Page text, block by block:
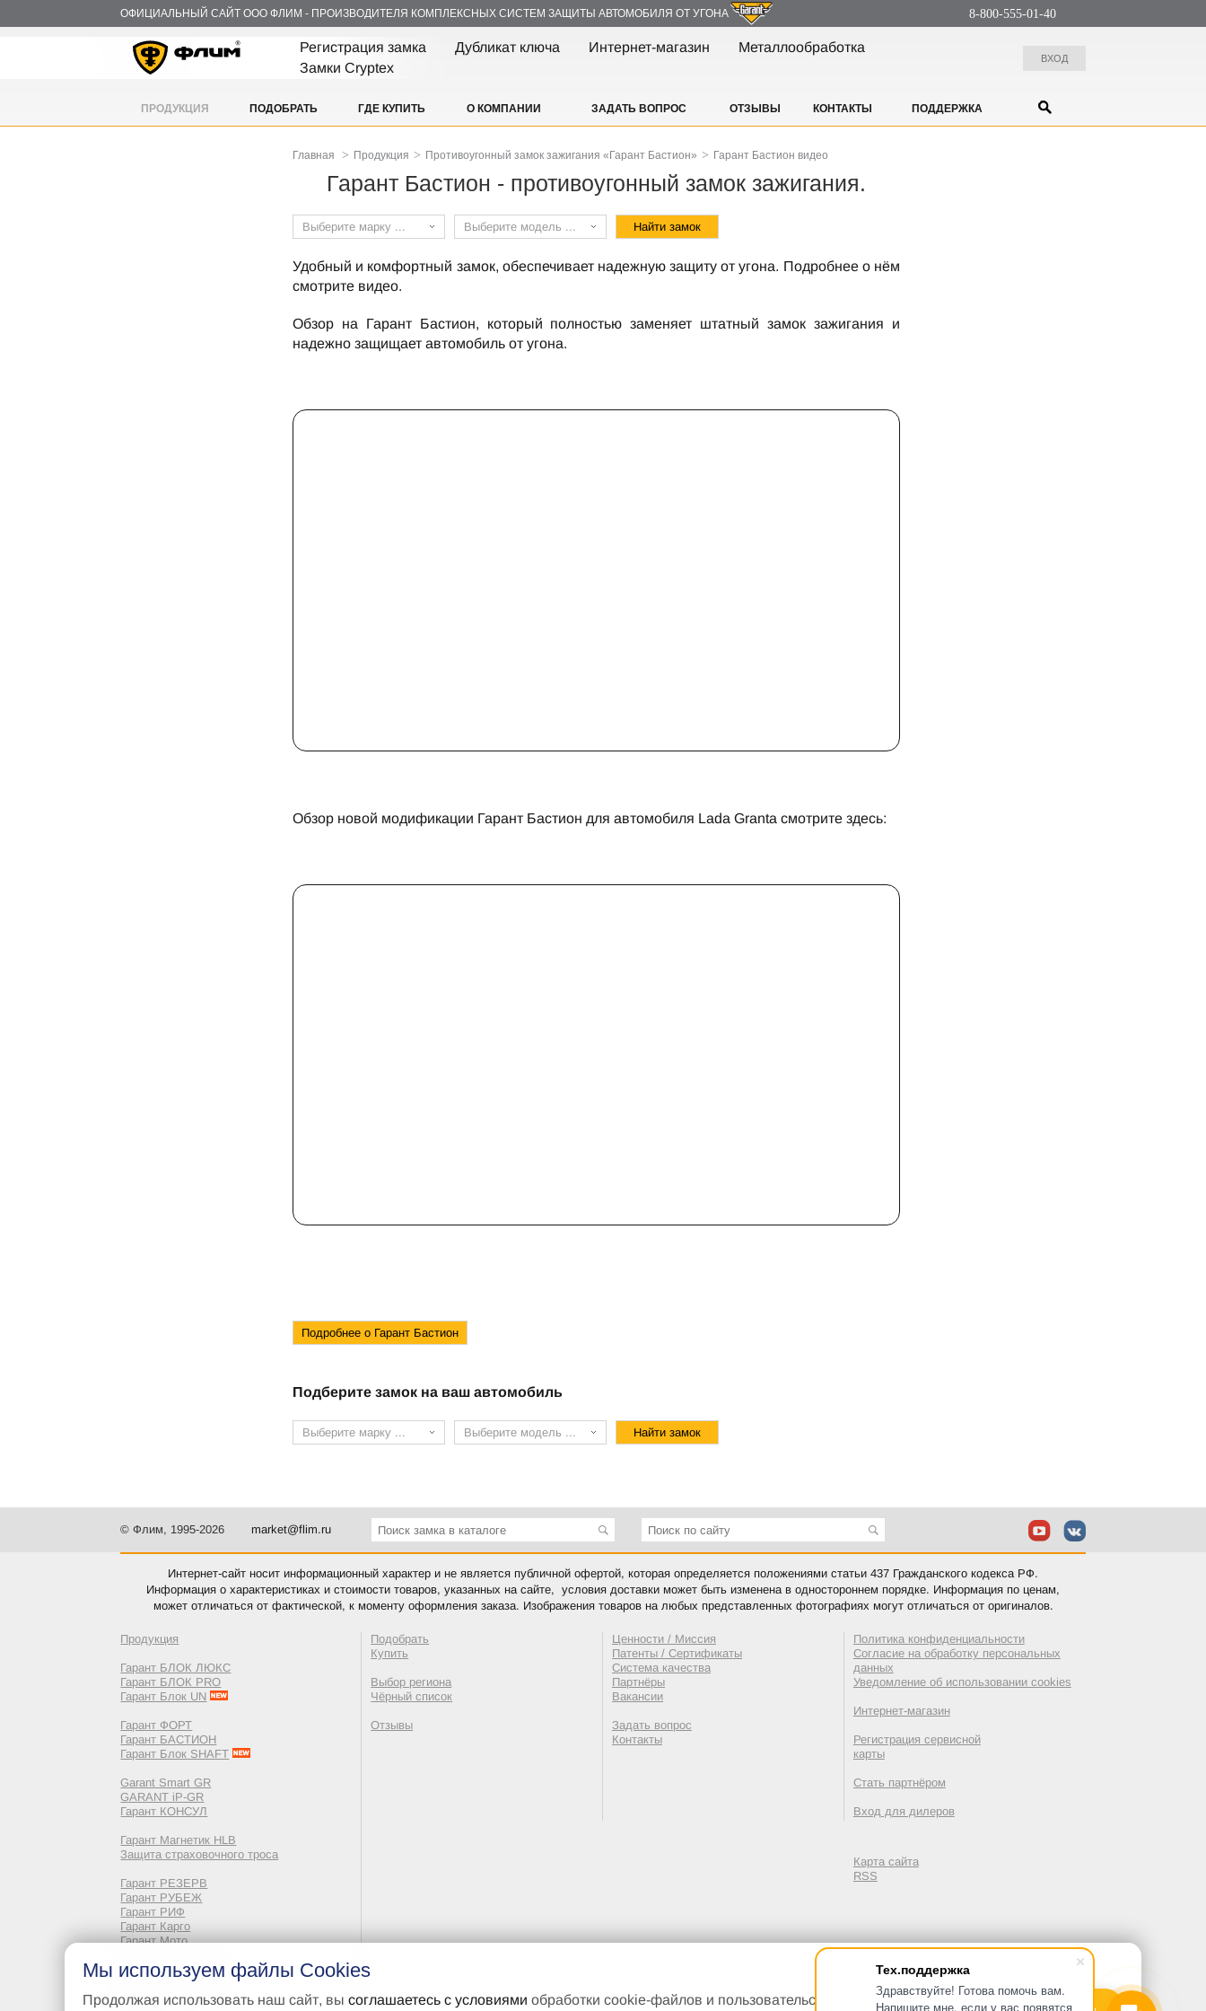
Тех.поддержка
Здравствуйте! Готова помочь вам.
Напишите мне, если у вас появятся
ОФИЦИАЛЬНЫЙ САЙТ ООО ФЛИМ - ПРОИЗВОДИТЕЛЯ КОМПЛЕКСНЫХ СИСТЕМ ЗАЩИТЫ АВТОМОБИЛЯ ОТ УГОНА 8-800-555-01-40
Регистрация замка Дубликат ключа Интернет-магазин
Металлообработка
Замки Cryptex
ВХОД
ПРОДУКЦИЯ ПОДОБРАТЬ ГДЕ КУПИТЬ О КОМПАНИИ ЗАДАТЬ ВОПРОС ОТЗЫВЫ КОНТАКТЫ ПОДДЕРЖКА
Главная > Продукция > Противоугонный замок зажигания «Гарант Бастион» > Гарант Бастион видео
Гарант Бастион - противоугонный замок зажигания.
Выберите марку ... Выберите модель ...
Удобный и комфортный замок, обеспечивает надежную защиту от угона. Подробнее о нём
смотрите видео.
Обзор на Гарант Бастион, который полностью заменяет штатный замок зажигания и
надежно защищает автомобиль от угона.
Обзор новой модификации Гарант Бастион для автомобиля Lada Granta смотрите здесь:
Подберите замок на ваш автомобиль
Выберите марку ... Выберите модель ...
© Флим, 1995-2026 market@flim.ru
Интернет-сайт носит информационный характер и не является публичной офертой, которая определяется положениями статьи 437 Гражданского кодекса РФ.
Информация о характеристиках и стоимости товаров, указанных на сайте, условия доставки может быть изменена в одностороннем порядке. Информация по ценам,
может отличаться от фактической, к моменту оформления заказа. Изображения товаров на любых представленных фотографиях могут отличаться от оригиналов.
Продукция
Гарант БЛОК ЛЮКС
Гарант БЛОК PRO
Гарант Блок UN
Гарант ФОРТ
Гарант БАСТИОН
Гарант Блок SHAFT
Garant Smart GR
GARANT iP-GR
Гарант КОНСУЛ
Гарант Магнетик HLB
Защита страховочного троса
Гарант РЕЗЕРВ
Гарант РУБЕЖ
Гарант РИФ
Гарант Карго
Гарант Мото
Неликвидные ТМЦ
Преимущества
Подобрать
Купить
Выбор региона
Чёрный список
Отзывы
Ценности / Миссия
Патенты / Сертификаты
Система качества
Партнёры
Вакансии
Задать вопрос
Контакты
Политика конфиденциальности
Согласие на обработку персональных
данных
Уведомление об использовании cookies
Интернет-магазин
Регистрация сервисной
карты
Стать партнёром
Вход для дилеров
Карта сайта
RSS
Мы используем файлы Cookies
Продолжая использовать наш сайт, вы соглашаетесь с условиями обработки cookie-файлов и пользовательских данных с помощью Принять